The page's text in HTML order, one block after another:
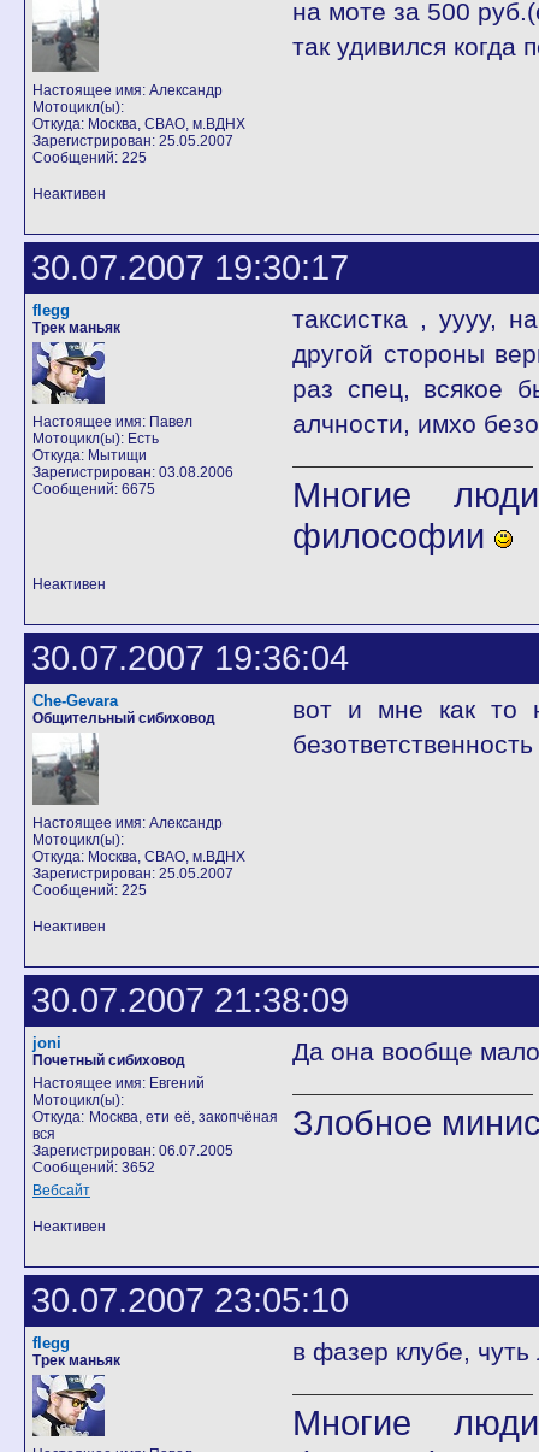
Настоящее имя: Александр
Мотоцикл(ы):
Откуда: Москва, СВАО, м.ВДНХ
Зарегистрирован: 25.05.2007
Сообщений: 225
на моте за 500
так удивился когда
Неактивен
30.07.2007 19:30:17
flegg
Трек маньяк
Настоящее имя: Павел
Мотоцикл(ы): Есть
Откуда: Мытищи
Зарегистрирован: 03.08.2006
Сообщений: 6675
таксистка , уууу,
другой стороны
раз спец, всякое
алчности, имхо
Многие
философии
Неактивен
30.07.2007 19:36:04
Che-Gevara
Общительный сибиховод
Настоящее имя: Александр
Мотоцикл(ы):
Откуда: Москва, СВАО, м.ВДНХ
Зарегистрирован: 25.05.2007
Сообщений: 225
вот и мне как то
Неактивен
30.07.2007 21:38:09
joni
Почетный сибиховод
Настоящее имя: Евгений
Мотоцикл(ы):
Откуда: Москва, ети её, закопчёная
вся
Зарегистрирован: 06.07.2005
Сообщений: 3652
Вебсайт
Да она вообще мало
Злобное
Неактивен
30.07.2007 23:05:10
flegg
Трек маньяк в фазер клубе,
Многие